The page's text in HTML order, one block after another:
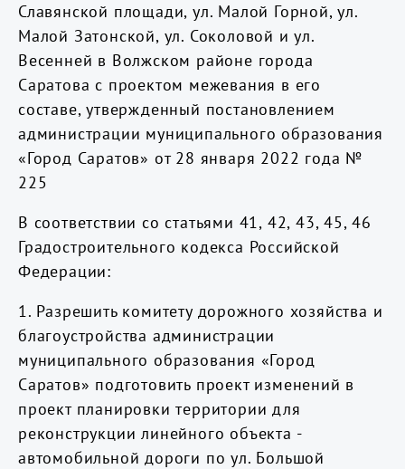
Славянской площади, ул. Малой Горной, ул.
Малой Затонской, ул. Соколовой и ул.
Весенней в Волжском районе города
Саратова с проектом межевания в его
составе, утвержденный постановлением
администрации муниципального образования
«Город Саратов» от 28 января 2022 года №
225
В соответствии со статьями 41, 42, 43, 45, 46
Градостроительного кодекса Российской
Федерации:
1. Разрешить комитету дорожного хозяйства и
благоустройства администрации
муниципального образования «Город
Саратов» подготовить проект изменений в
проект планировки территории для
реконструкции линейного объекта -
автомобильной дороги по ул. Большой